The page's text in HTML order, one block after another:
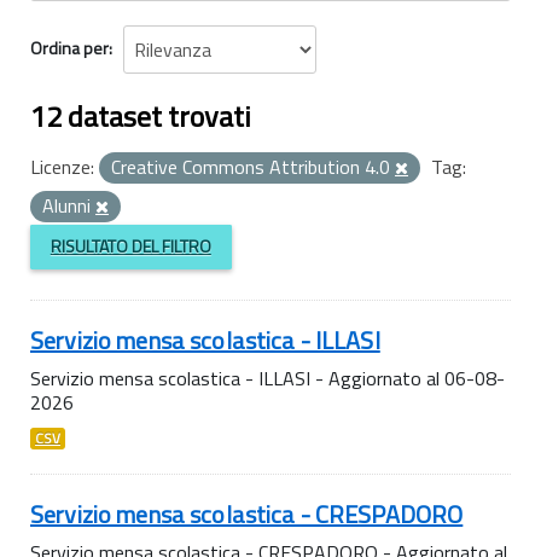
Ordina per
12 dataset trovati
Licenze: Creative Commons Attribution 4.0
Tag:
Alunni
RISULTATO DEL FILTRO
Servizio mensa scolastica - ILLASI
Servizio mensa scolastica - ILLASI - Aggiornato al 06-08-
2026
CSV
Servizio mensa scolastica - CRESPADORO